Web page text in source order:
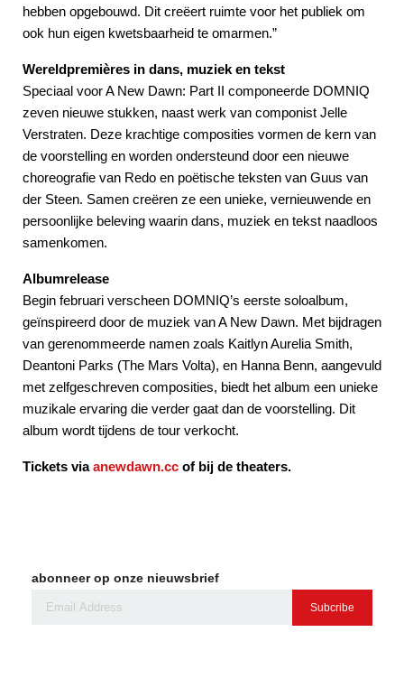
hebben opgebouwd. Dit creëert ruimte voor het publiek om
ook hun eigen kwetsbaarheid te omarmen.”
Wereldpremières in dans, muziek en tekst
Speciaal voor A New Dawn: Part II componeerde DOMNIQ
zeven nieuwe stukken, naast werk van componist Jelle
Verstraten. Deze krachtige composities vormen de kern van
de voorstelling en worden ondersteund door een nieuwe
choreografie van Redo en poëtische teksten van Guus van
der Steen. Samen creëren ze een unieke, vernieuwende en
persoonlijke beleving waarin dans, muziek en tekst naadloos
samenkomen.
Albumrelease
Begin februari verscheen DOMNIQ’s eerste soloalbum,
geïnspireerd door de muziek van A New Dawn. Met bijdragen
van gerenommeerde namen zoals Kaitlyn Aurelia Smith,
Deantoni Parks (The Mars Volta), en Hanna Benn, aangevuld
met zelfgeschreven composities, biedt het album een unieke
muzikale ervaring die verder gaat dan de voorstelling. Dit
album wordt tijdens de tour verkocht.
Tickets viaanewdawn.cc of bij de theaters.
abonneer op onze nieuwsbrief
Subcribe